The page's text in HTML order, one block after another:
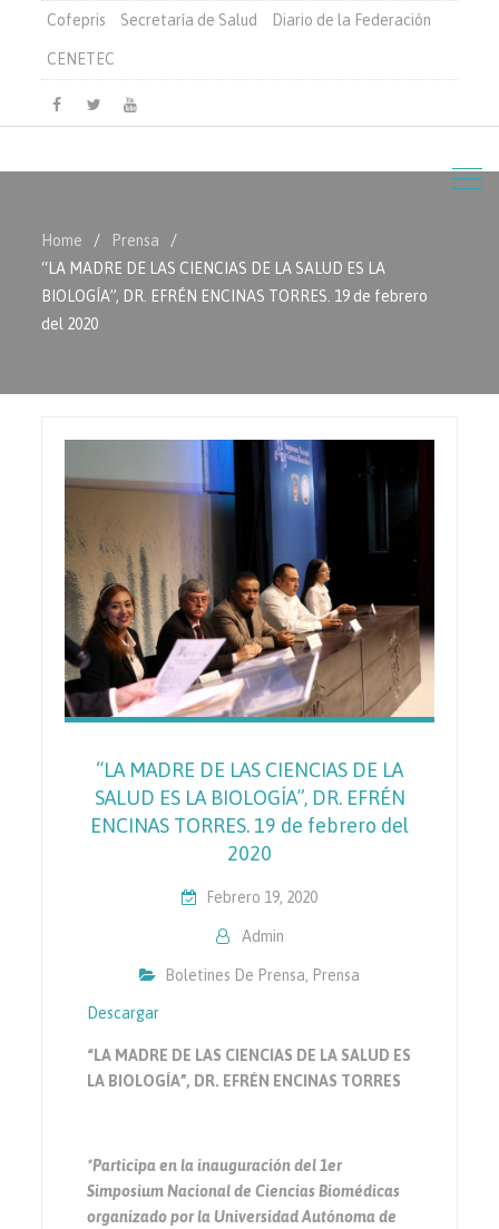
Cofepris Secretaría de Salud Diario de la Federación
CENETEC
Facebook
TwitterYoutube
Home
Prensa
“LA MADRE DE LAS CIENCIAS DE LA SALUD ES LA
BIOLOGÍA”, DR. EFRÉN ENCINAS TORRES. 19 de febrero
del 2020
“LA MADRE DE LAS CIENCIAS DE LA
SALUD ES LA BIOLOGÍA”, DR. EFRÉN
ENCINAS TORRES. 19 de febrero del
2020
Febrero 19, 2020
Admin
Boletines De Prensa, Prensa
Descargar
“LA MADRE DE LAS CIENCIAS DE LA SALUD ES
LA BIOLOGÍA”, DR. EFRÉN ENCINAS TORRES
*Participa en la inauguración del 1er
Simposium Nacional de Ciencias Biomédicas
organizado por la Universidad Autónoma de